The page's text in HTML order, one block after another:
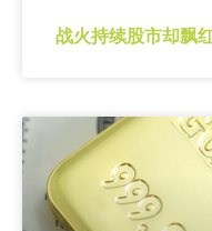
战火持续股市却飘